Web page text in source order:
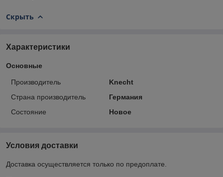
Скрыть
Характеристики
Основные
Производитель
Knecht
Страна производитель
Германия
Состояние
Новое
Условия доставки
Доставка осуществляется только по предоплате.